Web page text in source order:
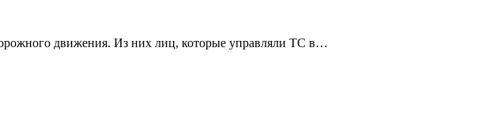
движения. Из них лиц, которые управляли ТС в…